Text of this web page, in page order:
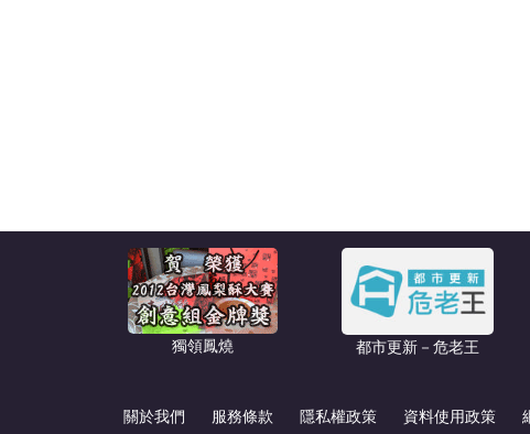
獨領鳳燒 都市更新－危老王
關於我們 服務條款 隱私權政策 資料使用政策